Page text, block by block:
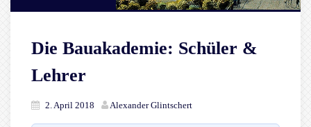
Die Bauakademie: Schüler &
Lehrer
2. April 2018 Alexander Glintschert